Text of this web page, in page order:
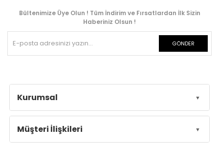
Bültenimize Üye Olun ! Tüm İndirim ve Fırsatlardan İlk Sizin
Haberiniz Olsun !
GÖNDER
Kurumsal
Müşteri İlişkileri